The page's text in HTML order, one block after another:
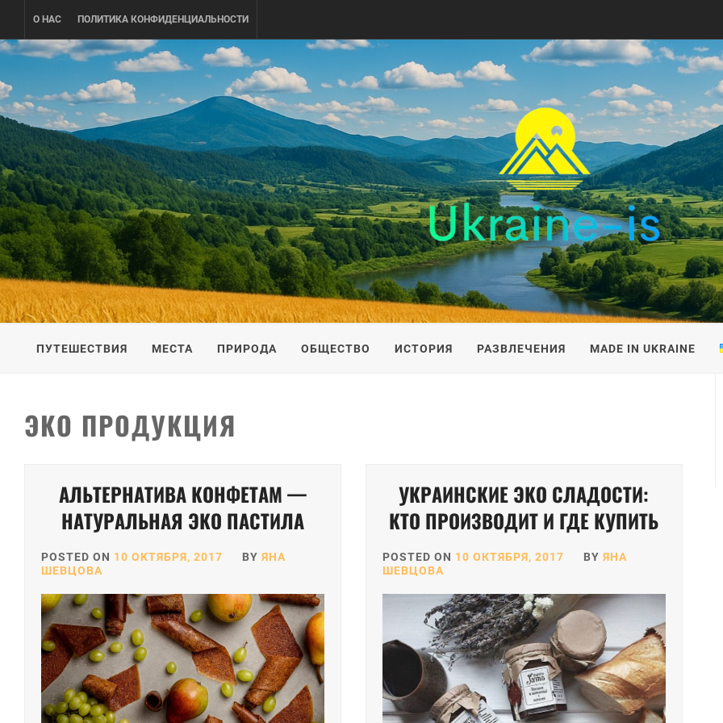
content
О НАС ПОЛИТИКА КОНФИДЕНЦИАЛЬНОСТИ
UKRAINE-IS
ПУТЕШЕСТВИЕ ПО УКРАИНЕ
ПУТЕШЕСТВИЯ МЕСТА ПРИРОДА ОБЩЕСТВО ИСТОРИЯ РАЗВЛЕЧЕНИЯ MADE IN UKRAINE
ЭКО ПРОДУКЦИЯ
АЛЬТЕРНАТИВА КОНФЕТАМ —
НАТУРАЛЬНАЯ ЭКО ПАСТИЛА
POSTED ON 10 ОКТЯБРЯ, 2017 BY ЯНА
ШЕВЦОВА
УКРАИНСКИЕ ЭКО СЛАДОСТИ:
КТО ПРОИЗВОДИТ И ГДЕ КУПИТЬ
POSTED ON 10 ОКТЯБРЯ, 2017 BY ЯНА
ШЕВЦОВА